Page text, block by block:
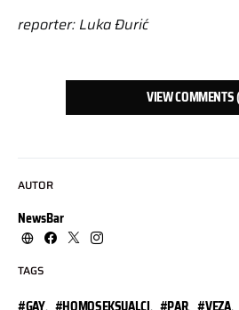
AUTOR
NewsBar
TAGS
reporter: Luka Đurić
VIEW COMMENTS